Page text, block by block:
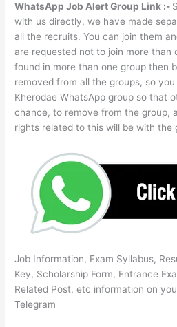
WhatsApp Job Alert Group Link :-
with us directly, we have made
all the recruits. You can join them
are requested not to join more than
found in more than one group then
removed from all the groups, so
Kherodae WhatsApp group so that
chance, to remove from the group,
rights related to this will be with the
Job Information, Exam Syllabus,
Key, Scholarship Form, Entrance
Related Post, etc information on
Telegram